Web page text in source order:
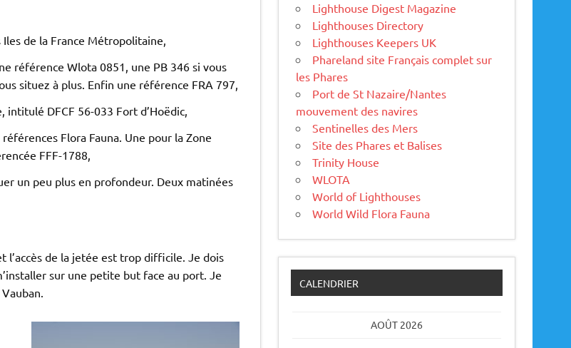
de la France Métropolitaine,
référence Wlota 0851, une PB 346 si vous
situez à plus. Enfin une référence FRA 797,
intitulé DFCF 56-033 Fort d’Hoëdic,
Flora Fauna. Une pour la Zone
FFF-1788,
un peu plus en profondeur. Deux matinées
l’accès de la jetée est trop difficile. Je dois
sur une petite but face au port. Je
Lighthouse Digest Magazine
Lighthouses Directory
Lighthouses Keepers UK
Phareland site Français complet sur
les Phares
Port de St Nazaire/Nantes
mouvement des navires
Sentinelles des Mers
Site des Phares et Balises
Trinity House
WLOTA
World of Lighthouses
World Wild Flora Fauna
CALENDRIER
AOÛT 2026